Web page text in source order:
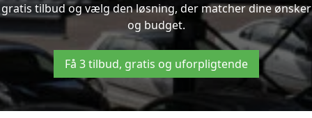
gratis tilbud og vælg den løsning, der matcher dine ønsker
og budget.
Få 3 tilbud, gratis og uforpligtende